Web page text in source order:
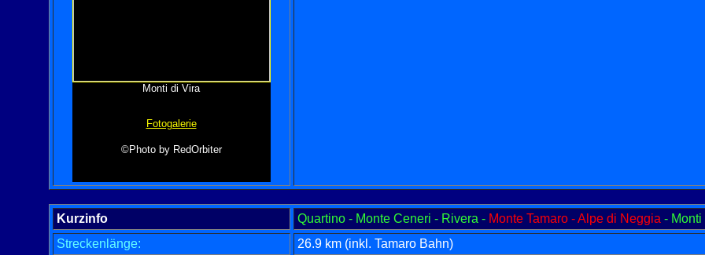
Monti di Vira
Fotogalerie
©Photo by RedOrbiter
Kurzinfo Quartino - Monte Ceneri - Rivera - Monte Tamaro - Alpe di Neggia - Monti
Streckenlänge:
26.9 km (inkl. Tamaro Bahn)